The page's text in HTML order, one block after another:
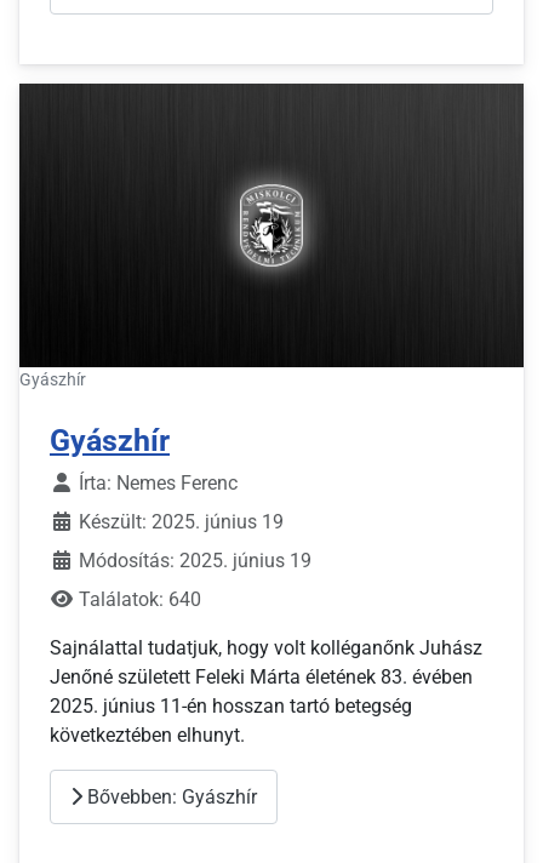
Gyászhír
Gyászhír
Írta: Nemes Ferenc
Készült: 2025. június 19
Módosítás: 2025. június 19
Találatok: 640
Sajnálattal tudatjuk, hogy volt kolléganőnk Juhász
Jenőné született Feleki Márta életének 83. évében
2025. június 11-én hosszan tartó betegség
következtében elhunyt.
Bővebben: Gyászhír